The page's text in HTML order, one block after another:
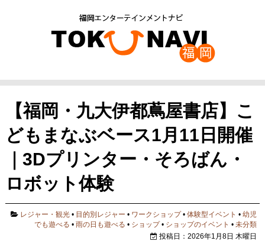
【福岡・九大伊都蔦屋書店】こ
どもまなぶベース1月11日開催
｜3Dプリンター・そろばん・
ロボット体験
レジャー・観光 • 目的別レジャー • ワークショップ•体験型イベント •幼児
でも遊べる •雨の日も遊べる • ショップ• ショップのイベント •未分類
投稿日：2026年1月8日 木曜日